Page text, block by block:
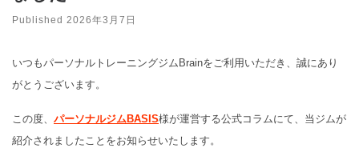
Published 2026年3月7日
いつもパーソナルトレーニングジムBrainをご利用いただき、誠にあり
がとうございます。
この度、 パーソナルジムBASIS様が運営する公式コラムにて、当ジムが
紹介されましたことをお知らせいたします。